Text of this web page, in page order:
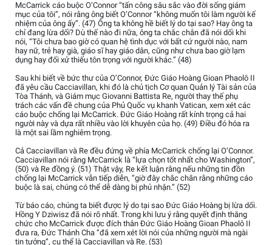
McCarrick cáo buộc O’Connor “tấn công sâu sắc vào đời sống giám
mục của tôi”, nói rằng ông biết O’Connor “không muốn tôi làm người kế
nhiệm của ông ấy”. (47) Ông ta không hề biết lý do tại sao? Hay ông ta
chỉ đang lừa dối? Dù thế nào đi nữa, ông ta chắc chắn đã nói dối khi
nói, “Tôi chưa bao giờ có quan hệ tình dục với bất cứ người nào, nam
hay nữ, trẻ hay già, giáo sĩ hay giáo dân, cũng như chưa bao giờ lạm
dụng hay đối xử thiếu tôn trọng với người khác.” (48)
Sau khi biết về bức thư của O’Connor, Đức Giáo Hoàng Gioan Phaolô II
đã yêu cầu Cacciavillan, khi đó là chủ tịch Cơ quan Quản lý Tài sản của
Tòa Thánh, và Giám mục Giovanni Battista Re, người thay thế phụ
trách các vấn đề chung của Phủ Quốc vụ khanh Vatican, xem xét các
cáo buộc chống lại McCarrick. Đức Giáo Hoàng rất kính trọng cả hai
người này và dựa rất nhiều vào lời khuyên của họ. (49) Điều đó hóa ra
là một sai lầm nghiêm trọng.
Cả Cacciavillan và Re đều đứng về phía McCarrick chống lại O’Connor.
Cacciavillan nói rằng McCarrick là “lựa chọn tốt nhất cho Washington”,
(50) và Re đồng ý. (51) Thật vậy, Re kết luận rằng nếu những tin đồn
chống lại McCarrick vẫn tiếp diễn, “giờ đây chắc chắn rằng những cáo
buộc là sai, chúng có thể dễ dàng bị phủ nhận.” (52)
Từ báo cáo, chúng ta biết được lý do tại sao Đức Giáo Hoàng bị lừa dối.
Hồng Y Dziwisz đã nói rõ nhất. Trong khi lưu ý rằng quyết định thăng
chức cho McCarrick được đích thân Đức Giáo Hoàng Gioan Phaolô II
đưa ra, Đức Thánh Cha “đã xem xét lời nói của những người mà ngài
tin tưởng”, cụ thể là Cacciavillan và Re. (53)